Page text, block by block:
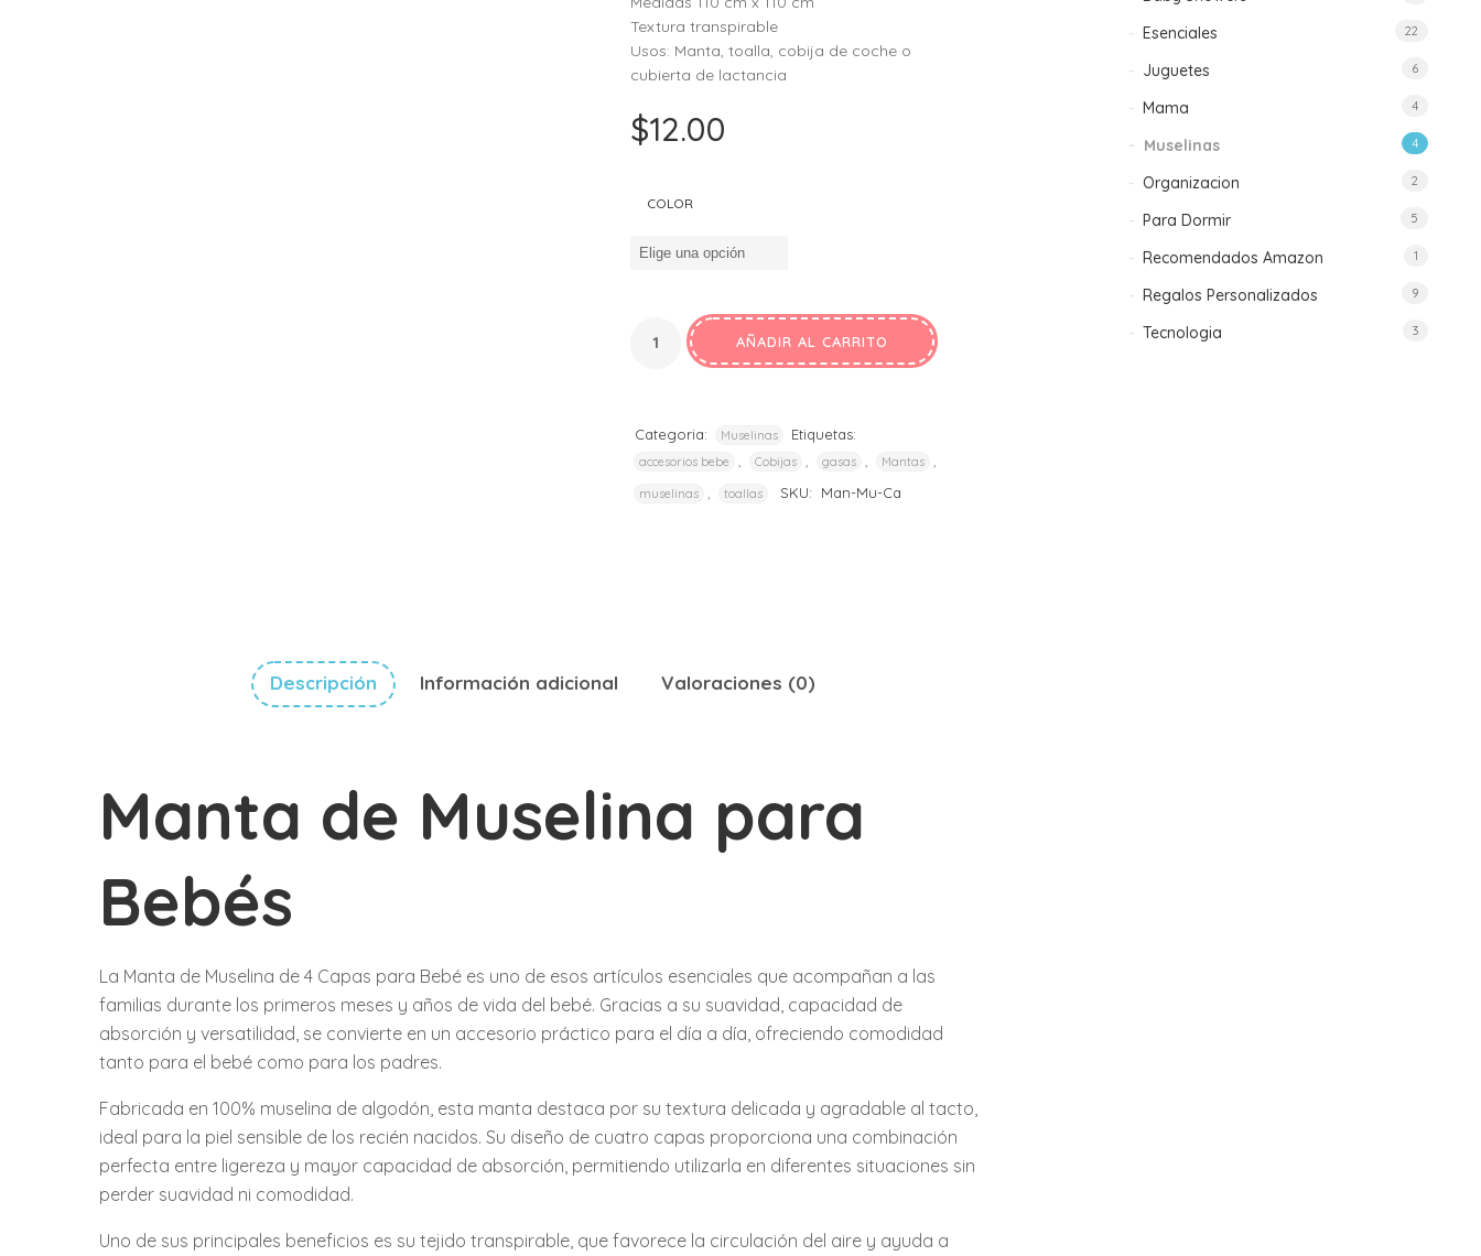
Textura transpirable
Usos: Manta, toalla, cobija de coche o
cubierta de lactancia
$12.00
COLOR
AÑADIR AL CARRITO
Categoria: Muselinas Etiquetas:
accesorios bebe Cobijas gasas Mantas
muselinas toallas SKU: Man-Mu-Ca
Descripción Información adicional Valoraciones (0)
Manta de Muselina para
Bebés
La Manta de Muselina de 4 Capas para Bebé es uno de esos artículos esenciales que acompañan a las
familias durante los primeros meses y años de vida del bebé. Gracias a su suavidad, capacidad de
absorción y versatilidad, se convierte en un accesorio práctico para el día a día, ofreciendo comodidad
tanto para el bebé como para los padres.
Fabricada en 100% muselina de algodón, esta manta destaca por su textura delicada y agradable al tacto,
ideal para la piel sensible de los recién nacidos. Su diseño de cuatro capas proporciona una combinación
perfecta entre ligereza y mayor capacidad de absorción, permitiendo utilizarla en diferentes situaciones sin
perder suavidad ni comodidad.
Uno de sus principales beneficios es su tejido transpirable, que favorece la circulación del aire y ayuda a
Esenciales 22
Juguetes 6
Mama 4
Muselinas 4
Organizacion 2
Para Dormir 5
Recomendados Amazon 1
Regalos Personalizados 9
Tecnologia 3